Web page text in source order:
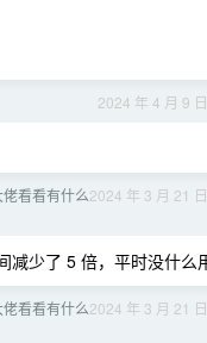
2024 年 4 月 9 日
2024 年 3 月 21 日
看看有什么
减少了 5 倍，平时没什么
2024 年 3 月 21 日
看看有什么